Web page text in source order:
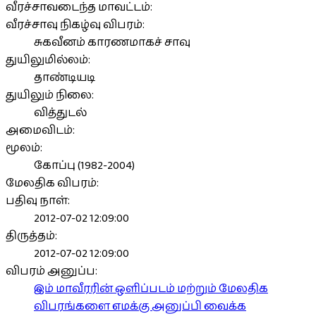
வீரச்சாவடைந்த மாவட்டம்:
வீரச்சாவு நிகழ்வு விபரம்:
சுகவீனம் காரணமாகச் சாவு
துயிலுமில்லம்:
தாண்டியடி
துயிலும் நிலை:
வித்துடல்
அமைவிடம்:
மூலம்:
கோப்பு (1982-2004)
மேலதிக விபரம்:
பதிவு நாள்:
2012-07-02 12:09:00
திருத்தம்:
2012-07-02 12:09:00
விபரம் அனுப்ப:
இம் மாவீரரின் ஒளிப்படம் மற்றும் மேலதிக
விபரங்களை எமக்கு அனுப்பி வைக்க